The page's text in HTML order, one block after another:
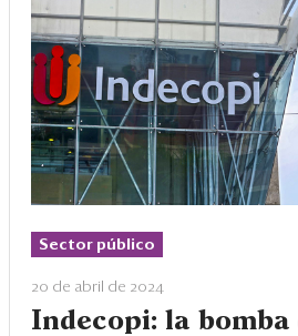
Sector público
20 de abril de 2024
Indecopi: la bomba